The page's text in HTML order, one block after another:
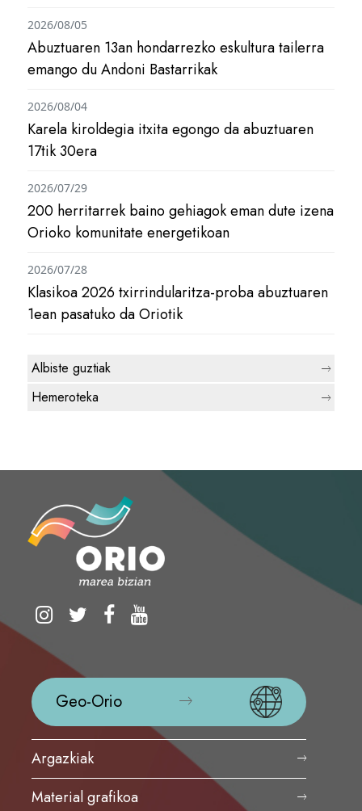
Abuztuaren 13an hondarrezko eskultura tailerra
emango du Andoni Bastarrikak
2026/08/05
Karela kiroldegia itxita egongo da abuztuaren
17tik 30era
2026/08/04
200 herritarrek baino gehiagok eman dute izena
Orioko komunitate energetikoan
2026/07/29
Klasikoa 2026 txirrindularitza-proba abuztuaren
1ean pasatuko da Oriotik
2026/07/28
Albiste guztiak
Hemeroteka
Geo-Orio
Argazkiak
Material grafikoa